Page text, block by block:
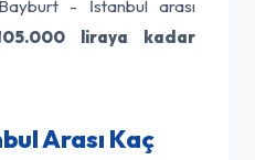
Bayburt - İstanbul arası
liraya kadar
Arası Kaç